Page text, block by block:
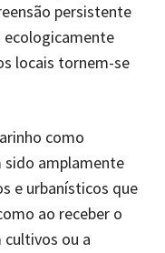
persistente
ecologicamente
locais tornem-se
como
sido amplamente
e urbanísticos que
ao receber o
cultivos ou a